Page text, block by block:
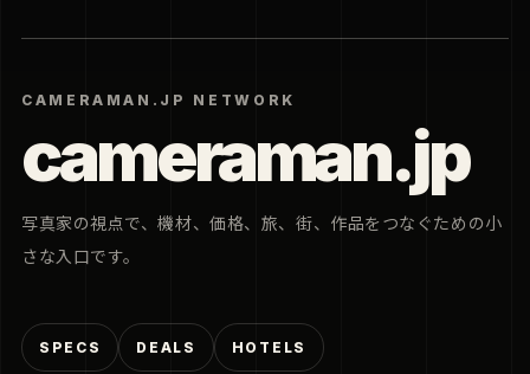
CAMERAMAN.JP NETWORK
cameraman.jp
写真家の視点で、機材、価格、旅、街、作品をつなぐための小
さな入口です。
SPECS DEALS HOTELS